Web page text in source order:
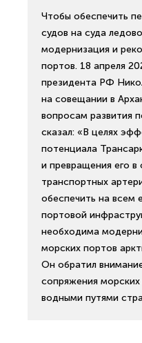
Чтобы обеспечить
судов на суда
модернизация и
портов. 18 апреля
президента РФ
на совещании в
вопросам развития
сказал: «В целях
потенциала
и превращения его в
транспортных
обеспечить на всем
портовой
необходима
морских портов
Он обратил
сопряжения
водными путями